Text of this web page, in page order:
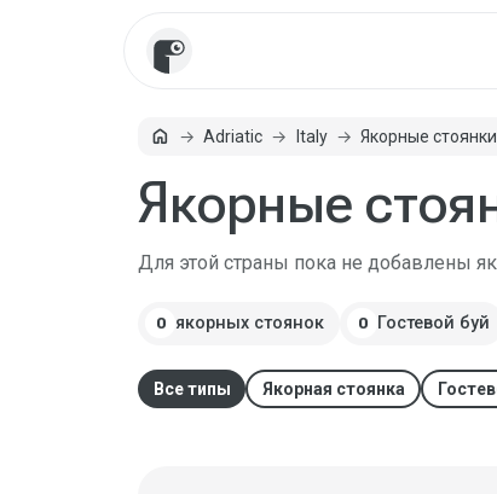
home Главная
Adriatic Italy Якорные стоянки
Якорные
Для этой страны пока не добавлены
0 якорных стоянок 0 Гостевой буй
Все типы Якорная стоянка